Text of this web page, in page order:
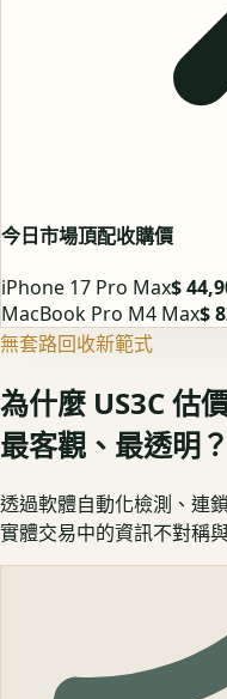
今日市場頂配收購價
iPhone 17 Pro Max$
MacBook Pro M4 Max$
無套路回收新範式
為什麼 US3C 估
最客觀、最透明？
透過軟體自動化檢測、連
實體交易中的資訊不對稱